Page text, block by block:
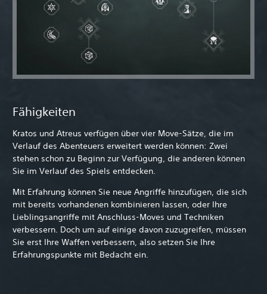
Fähigkeiten
Kratos und Atreus verfügen über vier Move-Sätze, die im
Verlauf des Abenteuers erweitert werden können: Zwei
stehen schon zu Beginn zur Verfügung, die anderen können
Sie im Verlauf des Spiels entdecken.
Mit Erfahrung können Sie neue Angriffe hinzufügen, die sich
mit bereits vorhandenen kombinieren lassen, oder Ihre
Lieblingsangriffe mit Anschluss-Moves und Techniken
verbessern. Doch um auf einige davon zuzugreifen, müssen
Sie erst Ihre Waffen verbessern, also setzen Sie Ihre
Erfahrungspunkte mit Bedacht ein.